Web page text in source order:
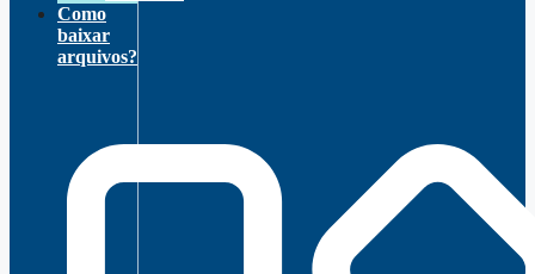
Como
baixar
arquivos?